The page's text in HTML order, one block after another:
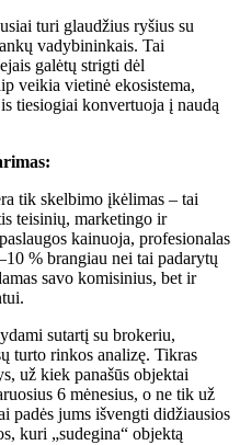
turi glaudžius ryšius su
vadybininkais. Tai
galėtų strigti dėl
veikia vietinė ekosistema,
tiesiogiai konvertuoja į naudą
tik skelbimo įkėlimas – tai
teisinių, marketingo ir
kainuoja, profesionalas
% brangiau nei tai padarytų
savo komisinius, bet ir
sutartį su brokeriu,
turto rinkos analizę. Tikras
už kiek panašūs objektai
6 mėnesius, o ne tik už
padės jums išvengti didžiausios
kuri „sudegina“ objektą